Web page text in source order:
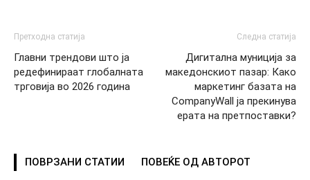
Претходна статија
Главни трендови што ја
редефинираат глобалната
трговија во 2026 година
Следна статија
Дигитална муниција за
македонскиот пазар: Како
маркетинг базата на
CompanyWall ја прекинува
ерата на претпоставки?
ПОВРЗАНИ СТАТИИ ПОВЕЌЕ ОД АВТОРОТ